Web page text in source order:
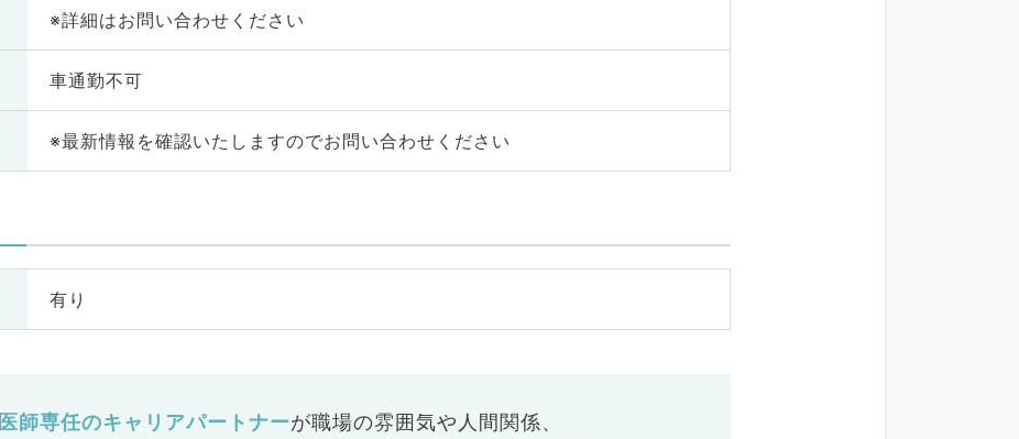
※詳細はお問い合わせください
車通勤不可
※最新情報を確認いたしますのでお問い合わせください
有り
医師専任のキャリアパートナーが職場の雰囲気や人間関係、